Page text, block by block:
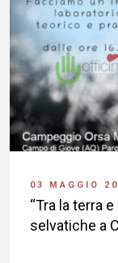
03 MAGGIO
“Tra la terra
selvatiche a